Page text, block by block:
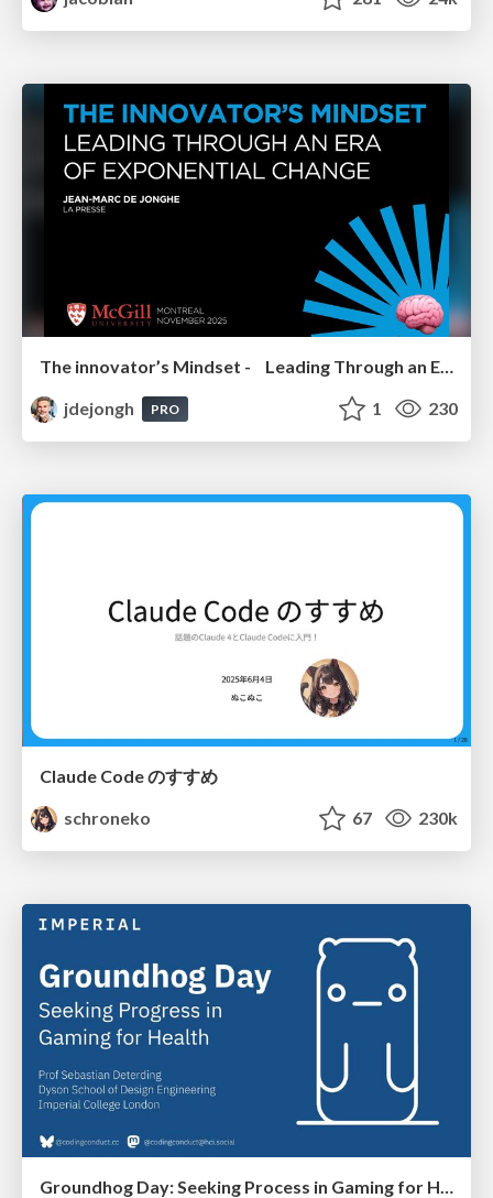
jdejongh
PRO 1 230
Claude Code のすすめ
schroneko
67 230k